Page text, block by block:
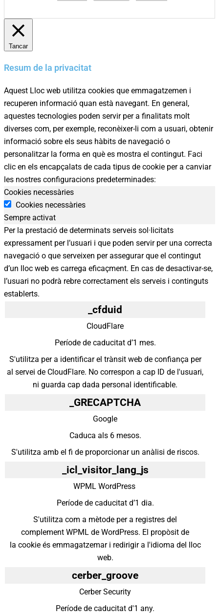
Tancar
Resum de la privacitat
Aquest Lloc web utilitza cookies que emmagatzemen i
recuperen informació quan està navegant. En general,
aquestes tecnologies poden servir per a finalitats molt
diverses com, per exemple, reconèixer-li com a usuari, obtenir
informació sobre els seus hàbits de navegació o
personalitzar la forma en què es mostra el contingut. Faci
clic en els encapçalats de cada tipus de cookie per a canviar
les nostres configuracions predeterminades:
Cookies necessàries
Cookies necessàries
Sempre activat
Per la prestació de determinats serveis sol·licitats
expressament per l’usuari i que poden servir per una correcta
navegació o que serveixen per assegurar que el contingut
d’un lloc web es carrega eficaçment. En cas de desactivar-se,
l’usuari no podrà rebre correctament els serveis i continguts
establerts.
_cfduid
CloudFlare
Període de caducitat d’1 mes.
S'utilitza per a identificar el trànsit web de confiança per
al servei de CloudFlare. No correspon a cap ID de l'usuari,
ni guarda cap dada personal identificable.
_GRECAPTCHA
Google
Caduca als 6 mesos.
S'utilitza amb el fi de proporcionar un anàlisi de riscos.
_icl_visitor_lang_js
WPML WordPress
Període de caducitat d’1 dia.
S'utilitza com a mètode per a registres del
complement WPML de WordPress. El propòsit de
la cookie és emmagatzemar i redirigir a l'idioma del lloc
web.
cerber_groove
Cerber Security
Període de caducitat d'1 any.